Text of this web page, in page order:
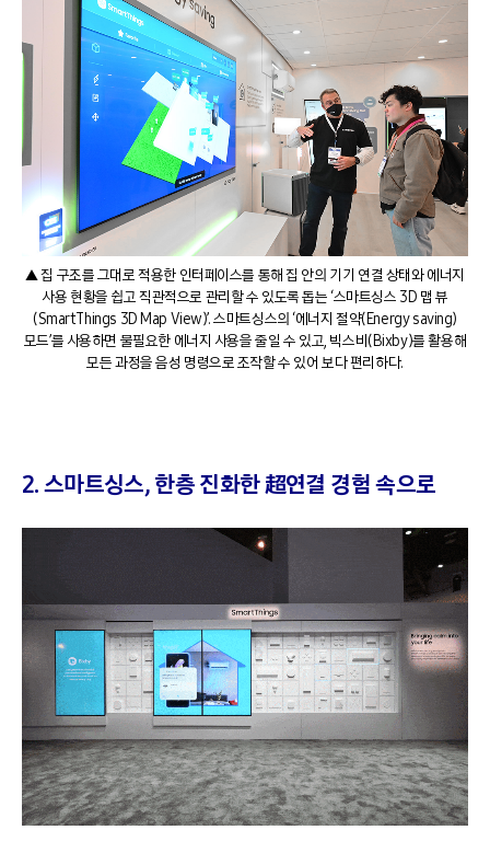
▲ 집 구조를 그대로 적용한 인터페이스를 통해 집 안의 기기 연결 상태와 에너지
사용 현황을 쉽고 직관적으로 관리할 수 있도록 돕는 ‘스마트싱스 3D 맵 뷰
(SmartThings 3D Map View)’. 스마트싱스의 ‘에너지 절약(Energy saving)
모드’를 사용하면 불필요한 에너지 사용을 줄일 수 있고, 빅스비(Bixby)를 활용해
모든 과정을 음성 명령으로 조작할 수 있어 보다 편리하다.
2. 스마트싱스,한층 진화한超연결 경험 속으로